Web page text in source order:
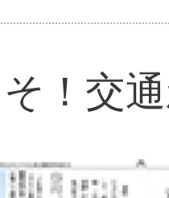
！交